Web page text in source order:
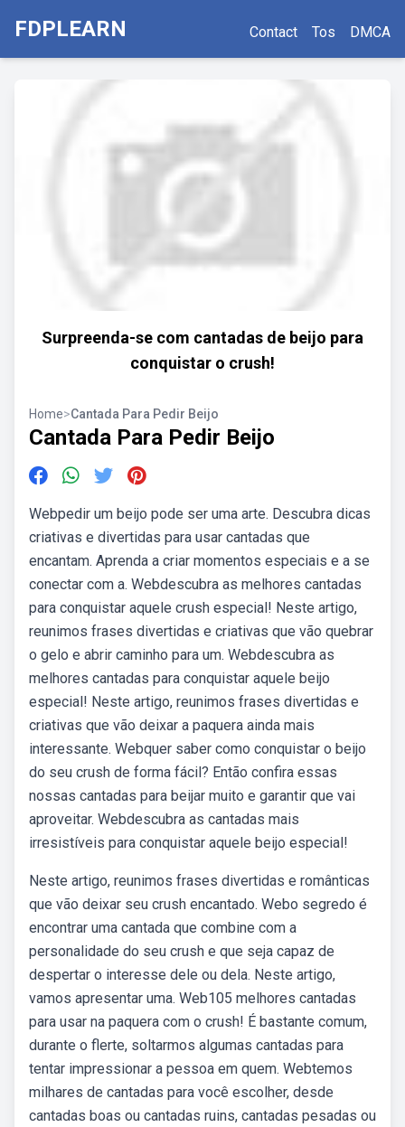
FDPLEARN Contact Tos DMCA
Surpreenda-se com cantadas de beijo para
conquistar o crush!
Home>Cantada Para Pedir Beijo
Cantada Para Pedir Beijo
Webpedir um beijo pode ser uma arte. Descubra dicas
criativas e divertidas para usar cantadas que
encantam. Aprenda a criar momentos especiais e a se
conectar com a. Webdescubra as melhores cantadas
para conquistar aquele crush especial! Neste artigo,
reunimos frases divertidas e criativas que vão quebrar
o gelo e abrir caminho para um. Webdescubra as
melhores cantadas para conquistar aquele beijo
especial! Neste artigo, reunimos frases divertidas e
criativas que vão deixar a paquera ainda mais
interessante. Webquer saber como conquistar o beijo
do seu crush de forma fácil? Então confira essas
nossas cantadas para beijar muito e garantir que vai
aproveitar. Webdescubra as cantadas mais
irresistíveis para conquistar aquele beijo especial!
Neste artigo, reunimos frases divertidas e românticas
que vão deixar seu crush encantado. Webo segredo é
encontrar uma cantada que combine com a
personalidade do seu crush e que seja capaz de
despertar o interesse dele ou dela. Neste artigo,
vamos apresentar uma. Web105 melhores cantadas
para usar na paquera com o crush! É bastante comum,
durante o flerte, soltarmos algumas cantadas para
tentar impressionar a pessoa em quem. Webtemos
milhares de cantadas para você escolher, desde
cantadas boas ou cantadas ruins, cantadas pesadas ou